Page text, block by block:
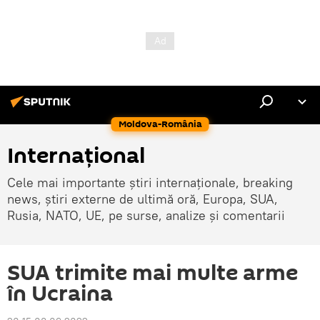
Moldova-România
Internaţional
Cele mai importante știri internaționale, breaking
news, știri externe de ultimă oră, Europa, SUA,
Rusia, NATO, UE, pe surse, analize și comentarii
SUA trimite mai multe arme
în Ucraina